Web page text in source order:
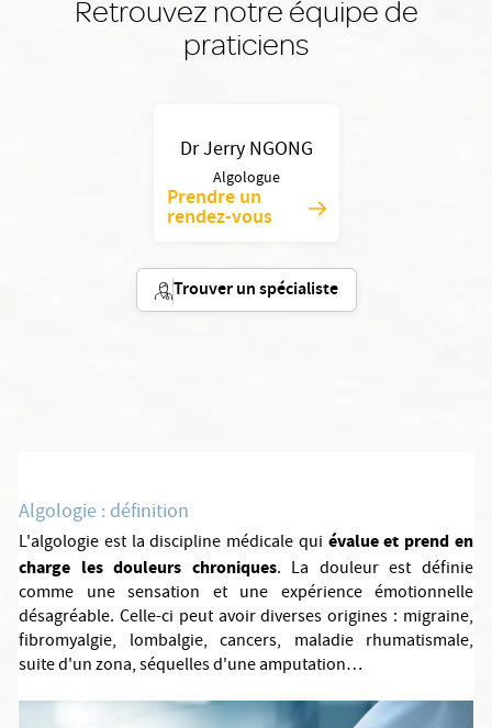
Retrouvez notre équipe de
praticiens
Dr Jerry NGONG
Algologue
Prendre un
rendez-vous
Trouver un spécialiste
Algologie : définition
L'algologie est la discipline médicale qui évalue et prend en
charge les douleurs chroniques. La douleur est définie
comme une sensation et une expérience émotionnelle
désagréable. Celle-ci peut avoir diverses origines : migraine,
fibromyalgie, lombalgie, cancers, maladie rhumatismale,
suite d'un zona, séquelles d'une amputation…